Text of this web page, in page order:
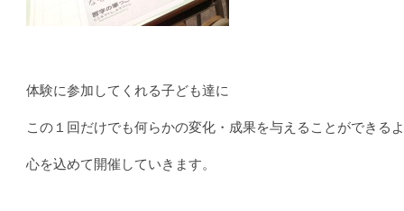
体験に参加してくれる子ども達に
この１回だけでも何らかの変化・成果を与えることができる
心を込めて開催していきます。